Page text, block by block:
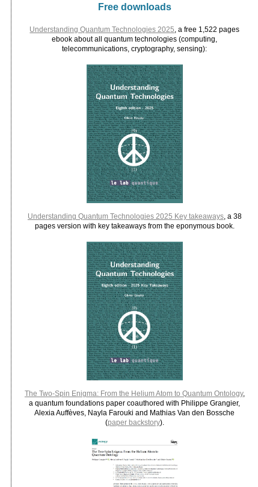
Free downloads
Understanding Quantum Technologies 2025 , a free 1,522 pages
ebook about all quantum technologies (computing,
telecommunications, cryptography, sensing):
Understanding Quantum Technologies 2025 Key takeaways, a 38
pages version with key takeaways from the eponymous book.
The Two-Spin Enigma: From the Helium Atom to Quantum Ontology,
a quantum foundations paper coauthored with Philippe Grangier,
Alexia Auffèves, Nayla Farouki and Mathias Van den Bossche
(paper backstory).